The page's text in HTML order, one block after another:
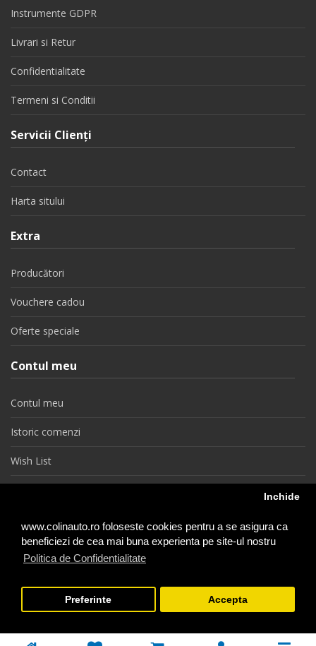
www.colinauto.ro foloseste cookies pentru a se asigura ca
beneficiezi de cea mai buna experienta pe site-ul nostru
Politica de Confidentialitate
Inchide
Preferinte Accepta
Instrumente GDPR
Livrari si Retur
Confidentialitate
Termeni si Conditii
Servicii Clienţi
Contact
Harta sitului
Extra
Producători
Vouchere cadou
Oferte speciale
Contul meu
Contul meu
Istoric comenzi
Wish List